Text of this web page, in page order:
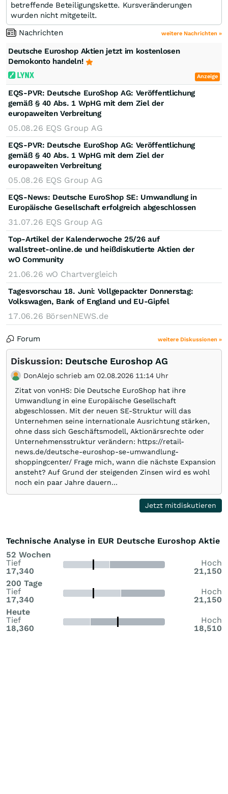
betreffende Beteiligungskette. Kursveränderungen
wurden nicht mitgeteilt.
Nachrichten
weitere Nachrichten »
Deutsche Euroshop Aktien jetzt im kostenlosen
Demokonto handeln!
Anzeige
EQS-PVR: Deutsche EuroShop AG: Veröffentlichung
gemäß § 40 Abs. 1 WpHG mit dem Ziel der
europaweiten Verbreitung
05.08.26 EQS Group AG
EQS-PVR: Deutsche EuroShop AG: Veröffentlichung
gemäß § 40 Abs. 1 WpHG mit dem Ziel der
europaweiten Verbreitung
05.08.26 EQS Group AG
EQS-News: Deutsche EuroShop SE: Umwandlung in
Europäische Gesellschaft erfolgreich abgeschlossen
31.07.26 EQS Group AG
Top-Artikel der Kalenderwoche 25/26 auf
wallstreet-online.de und heißdiskutierte Aktien der
wO Community
21.06.26 wO Chartvergleich
Tagesvorschau 18. Juni: Vollgepackter Donnerstag:
Volkswagen, Bank of England und EU-Gipfel
17.06.26 BörsenNEWS.de
Forum weitere Diskussionen »
Diskussion: Deutsche Euroshop AG
DonAlejo schrieb am 02.08.2026 11:14 Uhr
Zitat von vonHS: Die Deutsche EuroShop hat ihre
Umwandlung in eine Europäische Gesellschaft
abgeschlossen. Mit der neuen SE-Struktur will das
Unternehmen seine internationale Ausrichtung stärken,
ohne dass sich Geschäftsmodell, Aktionärsrechte oder
Unternehmensstruktur verändern: https://retail-
news.de/deutsche-euroshop-se-umwandlung-
shoppingcenter/ Frage mich, wann die nächste Expansion
ansteht? Auf Grund der steigenden Zinsen wird es wohl
noch ein paar Jahre dauern…
Jetzt mitdiskutieren
Technische Analyse in EUR Deutsche Euroshop Aktie
52 Wochen
Tief
17,340
Hoch
21,150
200 Tage
Tief
17,340
Hoch
21,150
Heute
Tief
18,360
Hoch
18,510